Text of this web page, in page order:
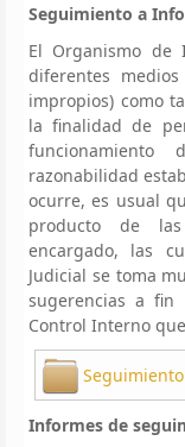
Seguimiento a
El Organismo de
diferentes
impropios) como
la finalidad de
razonabilidad
ocurre, es usual
producto de
encargado, las
Judicial se toma
sugerencias a
Control Interno
Informes de